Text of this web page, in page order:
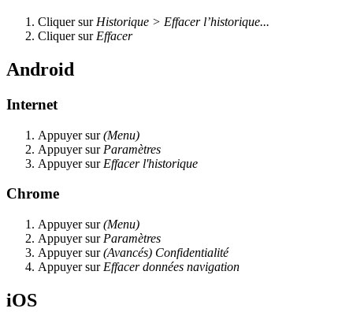
Cliquer sur Historique > Effacer l’historique...
Cliquer sur Effacer
Android
Internet
Appuyer sur(Menu)
Appuyer sur Paramètres
Appuyer sur Effacer l'historique
Chrome
Appuyer sur(Menu)
Appuyer sur Paramètres
Appuyer sur(Avancés) Confidentialité
Appuyer sur Effacer données navigation
iOS